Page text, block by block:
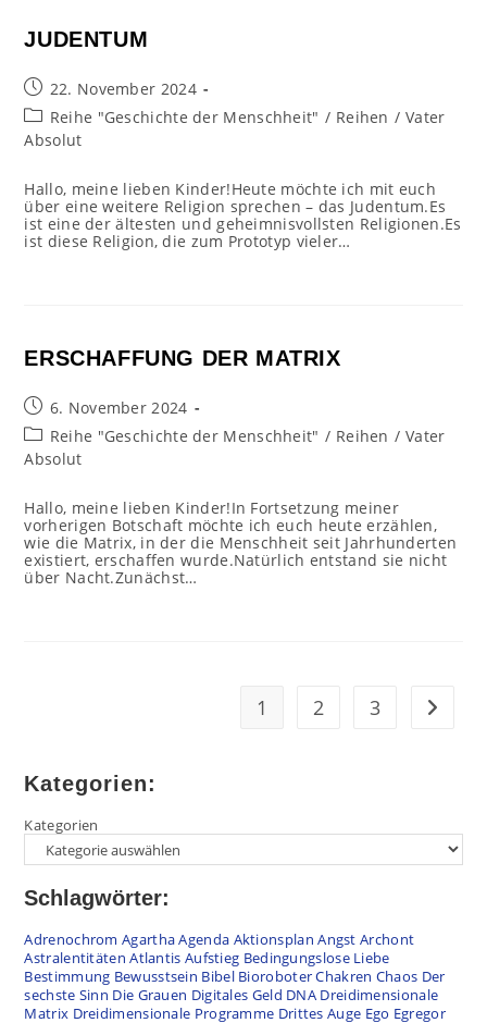
JUDENTUM
Beitrag
veröffentlicht:
22. November 2024
Beitrags-
Kategorie:
Reihe "Geschichte der Menschheit" / Reihen / Vater
Absolut
Hallo, meine lieben Kinder!Heute möchte ich mit euch
über eine weitere Religion sprechen – das Judentum.Es
ist eine der ältesten und geheimnisvollsten Religionen.Es
ist diese Religion, die zum Prototyp vieler…
ERSCHAFFUNG DER MATRIX
Beitrag
veröffentlicht:
6. November 2024
Beitrags-
Kategorie:
Reihe "Geschichte der Menschheit" / Reihen / Vater
Absolut
Hallo, meine lieben Kinder!In Fortsetzung meiner
vorherigen Botschaft möchte ich euch heute erzählen,
wie die Matrix, in der die Menschheit seit Jahrhunderten
existiert, erschaffen wurde.Natürlich entstand sie nicht
über Nacht.Zunächst…
1 2 3 Zur
Kategorien:
Kategorien
Schlagwörter:
Adrenochrom AgarthaAgenda Aktionsplan Angst Archont
Astralentitäten Atlantis Aufstieg Bedingungslose Liebe
Bestimmung Bewusstsein Bibel BioroboterChakren Chaos Der
sechste Sinn Die Grauen Digitales Geld DNA Dreidimensionale
Matrix Dreidimensionale Programme Drittes Auge Ego Egregor